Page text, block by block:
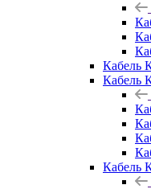
Кабель
Кабель
Кабель